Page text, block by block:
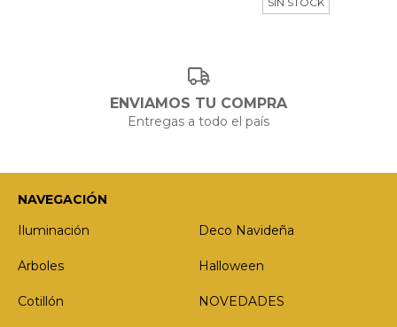
ENVIAMOS TU COMPRA
Entregas a todo el país
NAVEGACIÓN
Iluminación
Deco Navideña
Arboles Halloween
Cotillón NOVEDADES